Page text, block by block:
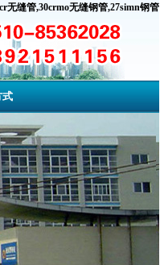
无缝管,30crmo无缝钢管,27simn钢管
式